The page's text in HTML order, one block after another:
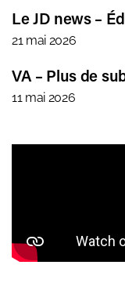
Le JD news –
21 mai 2026
VA – Plus de
11 mai 2026